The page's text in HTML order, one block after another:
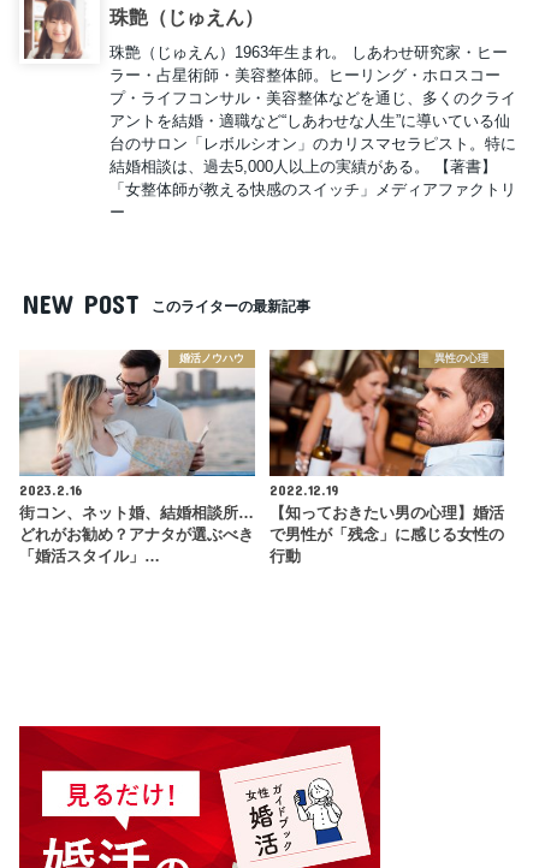
珠艶（じゅえん）
珠艶（じゅえん）1963年生まれ。 しあわせ研究家・ヒー
ラー・占星術師・美容整体師。ヒーリング・ホロスコー
プ・ライフコンサル・美容整体などを通じ、多くのクライ
アントを結婚・適職など“しあわせな人生”に導いている仙
台のサロン「レボルシオン」のカリスマセラピスト。特に
結婚相談は、過去5,000人以上の実績がある。 【著書】
「女整体師が教える快感のスイッチ」メディアファクトリ
ー
NEW POST このライターの最新記事
婚活ノウハウ
2023.2.16
街コン、ネット婚、結婚相談所…
どれがお勧め？アナタが選ぶべき
「婚活スタイル」…
異性の心理
2022.12.19
【知っておきたい男の心理】婚活
で男性が「残念」に感じる女性の
行動